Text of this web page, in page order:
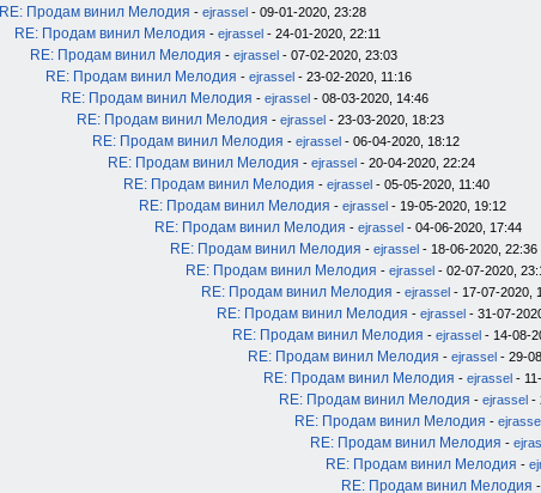
RE: Продам винил Мелодия - ejrassel - 09-01-2020, 23:28
RE: Продам винил Мелодия - ejrassel - 24-01-2020, 22:11
RE: Продам винил Мелодия - ejrassel - 07-02-2020, 23:03
RE: Продам винил Мелодия - ejrassel - 23-02-2020, 11:16
RE: Продам винил Мелодия - ejrassel - 08-03-2020, 14:46
RE: Продам винил Мелодия - ejrassel - 23-03-2020, 18:23
RE: Продам винил Мелодия - ejrassel - 06-04-2020, 18:12
RE: Продам винил Мелодия - ejrassel - 20-04-2020, 22:24
RE: Продам винил Мелодия - ejrassel - 05-05-2020, 11:40
RE: Продам винил Мелодия - ejrassel - 19-05-2020, 19:12
RE: Продам винил Мелодия - ejrassel - 04-06-2020, 17:44
RE: Продам винил Мелодия - ejrassel - 18-06-2020, 22:36
RE: Продам винил Мелодия - ejrassel - 02-07-2020,
RE: Продам винил Мелодия - ejrassel - 17-07-2020,
RE: Продам винил Мелодия - ejrassel - 31-07-
RE: Продам винил Мелодия - ejrassel - 14-08-
RE: Продам винил Мелодия - ejrassel - 29-
RE: Продам винил Мелодия - ejrassel -
RE: Продам винил Мелодия - ejrassel -
RE: Продам винил Мелодия -
RE: Продам винил Мелодия -
RE: Продам винил Мелодия -
RE: Продам винил Мелодия -